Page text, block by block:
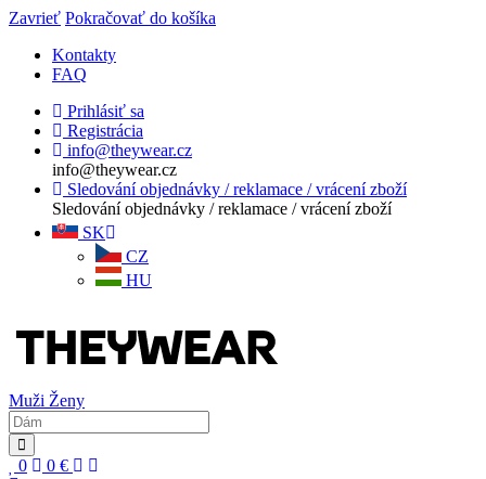
Zavrieť Pokračovať do košíka
Kontakty
FAQ
Prihlásiť sa
Registrácia
info@theywear.cz
info@theywear.cz
Sledování objednávky / reklamace / vrácení zboží
Sledování objednávky / reklamace / vrácení zboží
SK
CZ
HU
Muži Ženy
0 0 €